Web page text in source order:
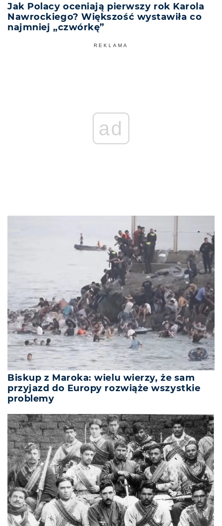
Jak Polacy oceniają pierwszy rok Karola
Nawrockiego? Większość wystawiła co
najmniej „czwórkę”
REKLAMA
ad
Biskup z Maroka: wielu wierzy, że sam
przyjazd do Europy rozwiąże wszystkie
problemy